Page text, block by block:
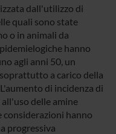
dall'utilizzo di
quali sono state
o in animali da
hanno
agli anni 50, un
a carico della
di incidenza di
delle amine
considerazioni hanno
progressiva